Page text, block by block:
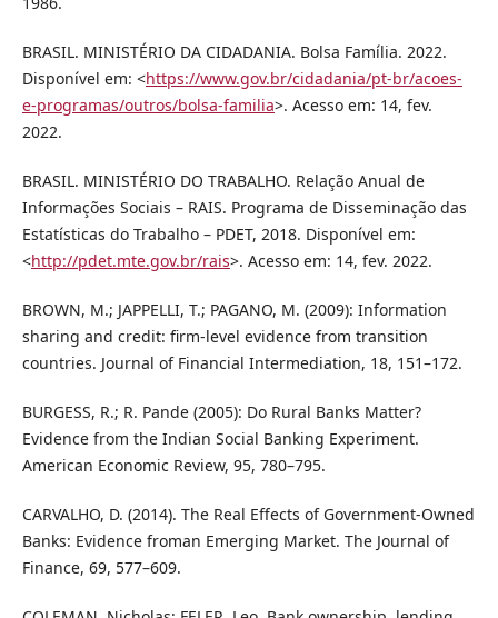
BRASIL. MINISTÉRIO DA CIDADANIA. Bolsa Família. 2022.
Disponível em: <https://www.gov.br/cidadania/pt-br/acoes-
e-programas/outros/bolsa-familia>. Acesso em: 14, fev.
2022.
BRASIL. MINISTÉRIO DO TRABALHO. Relação Anual de
Informações Sociais – RAIS. Programa de Disseminação das
Estatísticas do Trabalho – PDET, 2018. Disponível em:
<http://pdet.mte.gov.br/rais>. Acesso em: 14, fev. 2022.
BROWN, M.; JAPPELLI, T.; PAGANO, M. (2009): Information
sharing and credit: firm-level evidence from transition
countries. Journal of Financial Intermediation, 18, 151–172.
BURGESS, R.; R. Pande (2005): Do Rural Banks Matter?
Evidence from the Indian Social Banking Experiment.
American Economic Review, 95, 780–795.
CARVALHO, D. (2014). The Real Effects of Government-Owned
Banks: Evidence froman Emerging Market. The Journal of
Finance, 69, 577–609.